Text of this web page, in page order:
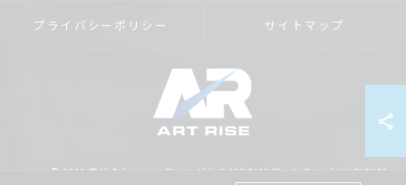
プライバシーポリシー サイトマップ
© 2026 茨城のカーコーティングならART RISE アートライズ ALL RIGHTS